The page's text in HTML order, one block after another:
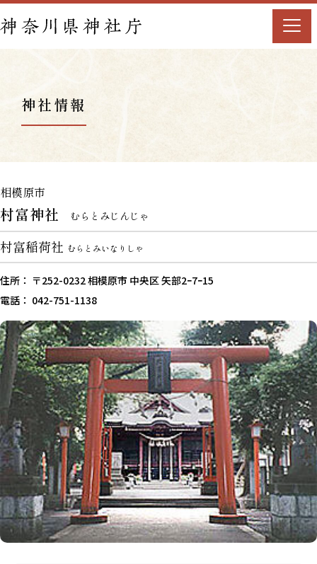
神社情報
相模原市
村富神社 むらとみじんじゃ
村富稲荷社 むらとみいなりしゃ
住所： 〒252-0232 相模原市 中央区 矢部2ｰ7ｰ15
電話： 042-751-1138